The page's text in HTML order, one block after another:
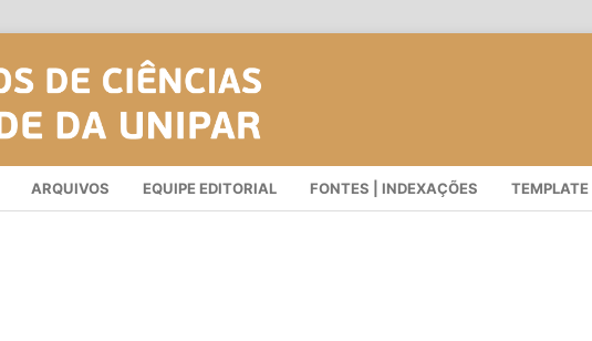
ARQUIVOS EQUIPE EDITORIAL FONTES | INDEXAÇÕES TEMPLATE